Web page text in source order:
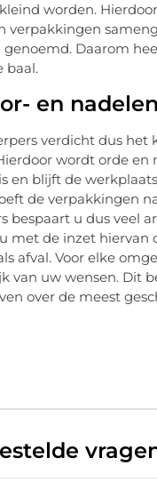
worden.
verpakkingen
Daarom
baal.
en
verdicht dus het
wordt orde en
en blijft de
de verpakkingen
bespaart u dus veel
met de inzet hiervan
afval. Voor elke
van uw wensen. Dit
over de meest